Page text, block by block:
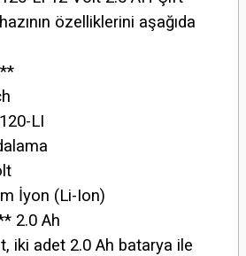
özelliklerini aşağıda
LI
İyon (Li-Ion)
2.0 Ah
iki adet 2.0 Ah batarya ile